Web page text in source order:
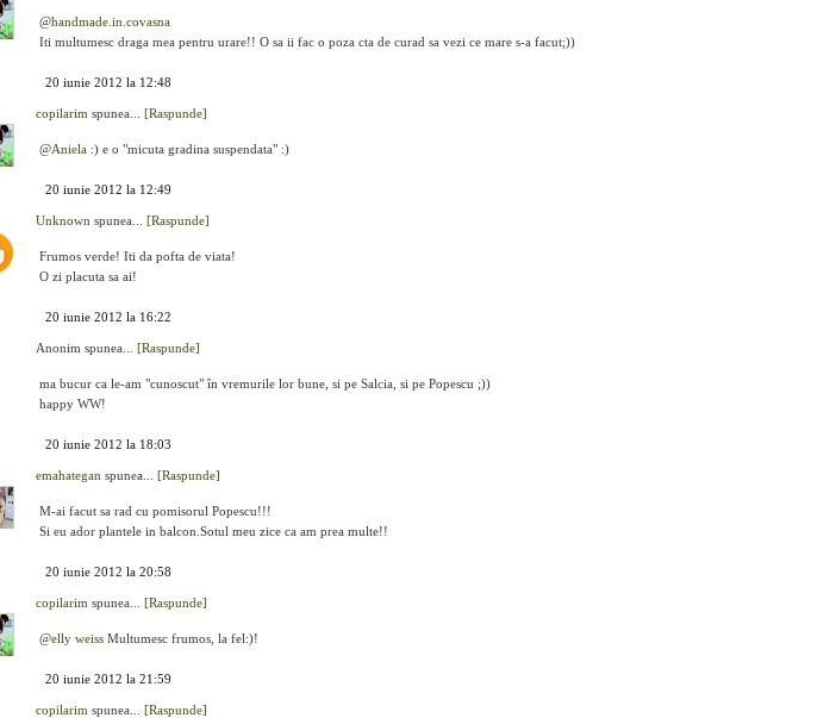
@handmade.in.covasna
Iti multumesc draga mea pentru urare!! O sa ii fac o poza cta de curad sa vezi ce mare s-a facut;))
20 iunie 2012 la 12:48
copilarim spunea... [Raspunde]
@Aniela :) e o "micuta gradina suspendata" :)
20 iunie 2012 la 12:49
Unknown spunea... [Raspunde]
Frumos verde! Iti da pofta de viata!
O zi placuta sa ai!
20 iunie 2012 la 16:22
Anonim spunea... [Raspunde]
ma bucur ca le-am "cunoscut" în vremurile lor bune, si pe Salcia, si pe Popescu ;))
happy WW!
20 iunie 2012 la 18:03
emahategan spunea... [Raspunde]
M-ai facut sa rad cu pomisorul Popescu!!!
Si eu ador plantele in balcon.Sotul meu zice ca am prea multe!!
20 iunie 2012 la 20:58
copilarim spunea... [Raspunde]
@elly weiss Multumesc frumos, la fel:)!
20 iunie 2012 la 21:59
copilarim spunea... [Raspunde]